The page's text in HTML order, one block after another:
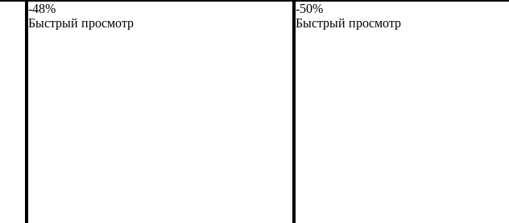
-48%
Быстрый просмотр
-50%
Быстрый просмотр